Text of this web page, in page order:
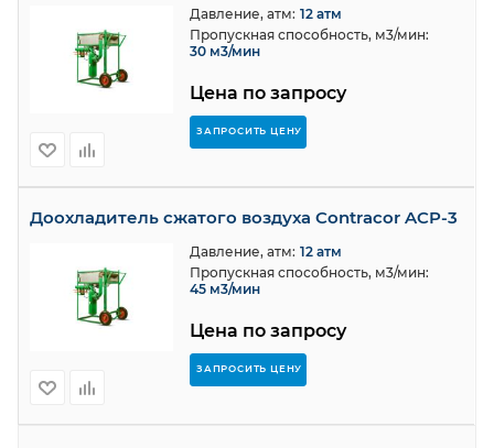
Цена по запросу
ЗАПРОСИТЬ ЦЕНУ
Давление, атм: 12 атм
Пропускная способность, м3/мин:
30 м3/мин
Доохладитель сжатого воздуха Contracor ACP-3
Цена по запросу
ЗАПРОСИТЬ ЦЕНУ
Давление, атм: 12 атм
Пропускная способность, м3/мин:
45 м3/мин